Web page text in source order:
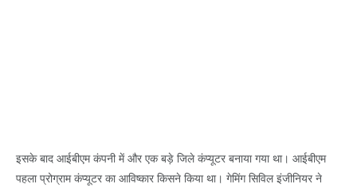
इसके बाद आईबीएम कंपनी में और एक बड़े जिले कंप्यूटर बनाया गया था। आईबीएम
पहला प्रोग्राम कंप्यूटर का आविष्कार किसने किया था। गेमिंग सिविल इंजीनियर ने